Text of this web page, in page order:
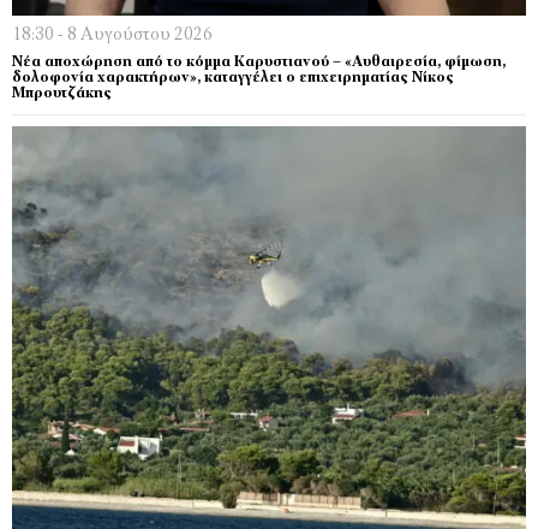
18:30 - 8 Αυγούστου 2026
Νέα αποχώρηση από το κόμμα Καρυστιανού – «Αυθαιρεσία, φίμωση,
δολοφονία χαρακτήρων», καταγγέλει ο επιχειρηματίας Νίκος
Μπρουτζάκης